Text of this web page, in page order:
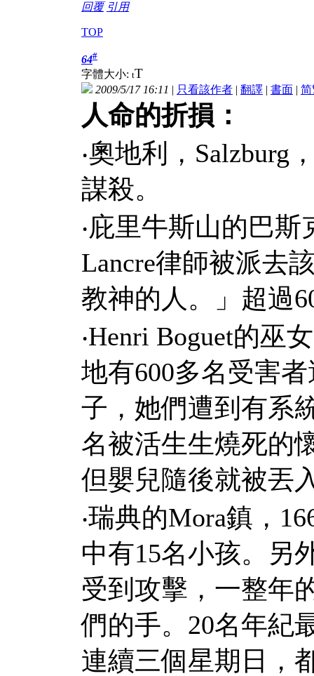
回覆 引用
TOP
64#
字體大小: tT
2009/5/17 16:11 | 只看該作者 | 翻譯 | 書面 | 简
人命的折損：
‧奧地利， Salzburg
謀殺。
‧庇里牛斯山的巴斯
Lancre律師被派去
教神的人。」超過
‧Henri Boguet的巫
地有600多名受害
子，她們遭到有系
名被活生生燒死的
但嬰兒隨後就被丟
‧瑞典的Mora鎮，
中有15名小孩。另
受到攻擊，一整年
們的手。 20名年紀
連續三個星期日，